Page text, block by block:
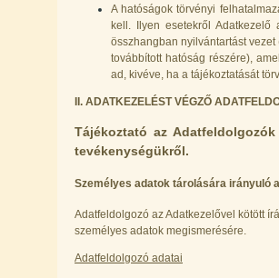
A hatóságok törvényi
kell. Ilyen esetekről
összhangban nyilvántartást
továbbított hatóság részére),
ad, kivéve, ha a tájékoztatását
II. ADATKEZELÉST VÉGZŐ
Tájékoztató az
tevékenységükről.
Személyes adatok tárolására irányuló
Adatfeldolgozó az Adatkezelővel kötött
személyes adatok megismerésére.
Adatfeldolgozó adatai